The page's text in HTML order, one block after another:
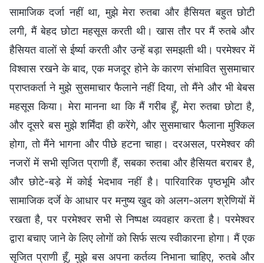
सामाजिक दर्जा नहीं था, मुझे मेरा रुतबा और हैसियत बहुत छोटी
लगी, मैं बेहद छोटा महसूस करती थी। खास तौर पर मैं रुतबे और
हैसियत वालों से ईर्ष्या करती और उन्हें बड़ा समझती थी। परमेश्वर में
विश्वास रखने के बाद, एक मजदूर होने के कारण संभावित सुसमाचार
प्राप्तकर्ता ने मुझे सुसमाचार फैलाने नहीं दिया, तो मैंने और भी बेबस
महसूस किया। मेरा मानना था कि मैं गरीब हूँ, मेरा रुतबा छोटा है,
और दूसरे बस मुझे शर्मिंदा ही करेंगे, और सुसमाचार फैलाना मुश्किल
होगा, तो मैंने भागना और पीछे हटना चाहा। दरअसल, परमेश्वर की
नजरों में सभी सृजित प्राणी हैं, सबका रुतबा और हैसियत बराबर है,
और छोटे-बड़े में कोई भेदभाव नहीं है। पारिवारिक पृष्ठभूमि और
सामाजिक दर्जे के आधार पर मनुष्य खुद को अलग-अलग श्रेणियों में
रखता है, पर परमेश्वर सभी से निष्पक्ष व्यवहार करता है। परमेश्वर
द्वारा बचाए जाने के लिए लोगों को सिर्फ सत्य स्वीकारना होगा। मैं एक
सृजित प्राणी हूँ, मुझे बस अपना कर्तव्य निभाना चाहिए, रुतबे और